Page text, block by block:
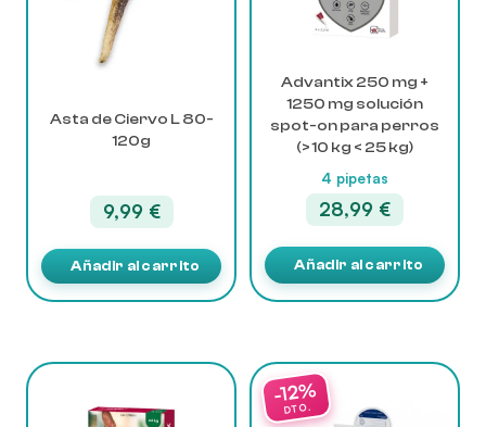
Asta de Ciervo L 80-
120g
9,99 €
Añadir al carrito
Advantix 250 mg +
1250 mg solución
spot-on para perros
(> 10 kg < 25 kg)
4 pipetas
28,99 €
Añadir al carrito